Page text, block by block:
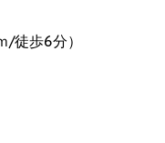
徒歩6分）